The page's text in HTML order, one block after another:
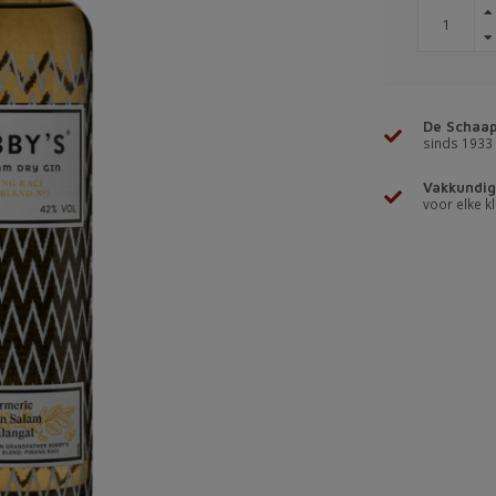
De
sinds 1933
voor elke